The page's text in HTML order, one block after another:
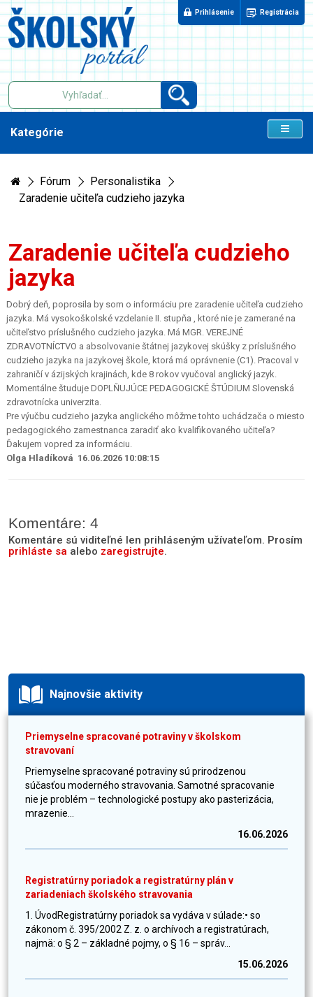
Prihlásenie Registrácia
Kategórie
Fórum
Personalistika
Zaradenie učiteľa cudzieho jazyka
Zaradenie učiteľa cudzieho
jazyka
Dobrý deň, poprosila by som o informáciu pre zaradenie učiteľa cudzieho
jazyka. Má vysokoškolské vzdelanie II. stupňa , ktoré nie je zamerané na
učiteľstvo príslušného cudzieho jazyka. Má MGR. VEREJNÉ
ZDRAVOTNÍCTVO a absolvovanie štátnej jazykovej skúšky z príslušného
cudzieho jazyka na jazykovej škole, ktorá má oprávnenie (C1). Pracoval v
zahraničí v ázijských krajinách, kde 8 rokov vyučoval anglický jazyk.
Momentálne študuje DOPLŇUJÚCE PEDAGOGICKÉ ŠTÚDIUM Slovenská
zdravotnícka univerzita.
Pre výučbu cudzieho jazyka anglického môžme tohto uchádzača o miesto
pedagogického zamestnanca zaradiť ako kvalifikovaného učiteľa?
Ďakujem vopred za informáciu.
Olga Hladíková 16.06.2026 10:08:15
Komentáre: 4
Komentáre sú viditeľné len prihláseným užívateľom. Prosím
prihláste sa alebo zaregistrujte.
Najnovšie aktivity
Priemyselne spracované potraviny v školskom
stravovaní
Priemyselne spracované potraviny sú prirodzenou
súčasťou moderného stravovania. Samotné spracovanie
nie je problém – technologické postupy ako pasterizácia,
mrazenie...
16.06.2026
Registratúrny poriadok a registratúrny plán v
zariadeniach školského stravovania
1. ÚvodRegistratúrny poriadok sa vydáva v súlade:• so
zákonom č. 395/2002 Z. z. o archívoch a registratúrach,
najmä: o § 2 – základné pojmy, o § 16 – správ...
15.06.2026